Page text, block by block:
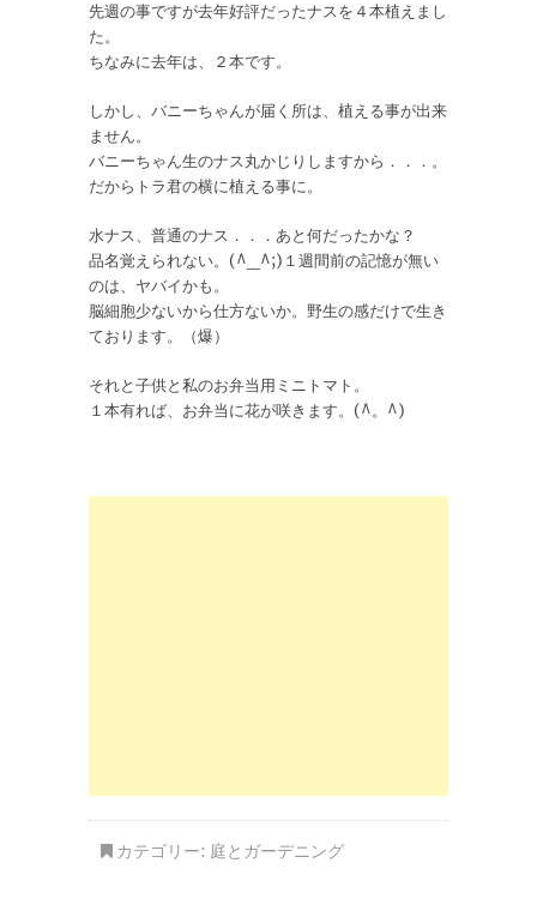
先週の事ですが去年好評だったナスを４本植えまし
た。
ちなみに去年は、２本です。
しかし、バニーちゃんが届く所は、植える事が出来
ません。
バニーちゃん生のナス丸かじりしますから．．．。
だからトラ君の横に植える事に。
水ナス、普通のナス．．．あと何だったかな？
品名覚えられない。(^_^;)１週間前の記憶が無い
のは、ヤバイかも。
脳細胞少ないから仕方ないか。野生の感だけで生き
ております。（爆）
それと子供と私のお弁当用ミニトマト。
１本有れば、お弁当に花が咲きます。(^。^)
カテゴリー: 庭とガーデニング